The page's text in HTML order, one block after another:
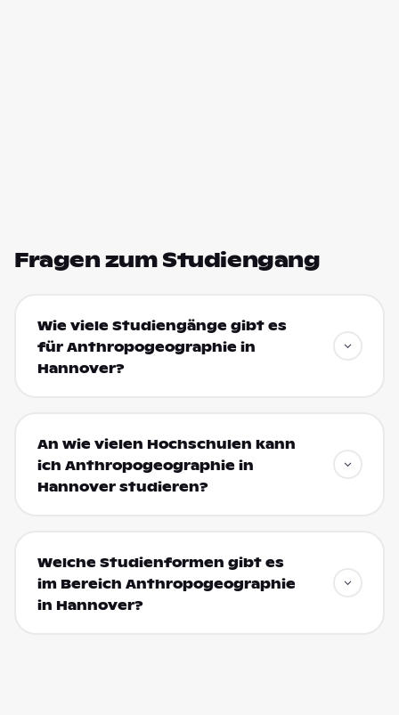
Fragen zum Studiengang
Wie viele Studiengänge gibt es
für Anthropogeographie in
Hannover?
An wie vielen Hochschulen kann
ich Anthropogeographie in
Hannover studieren?
Welche Studienformen gibt es
im Bereich Anthropogeographie
in Hannover?